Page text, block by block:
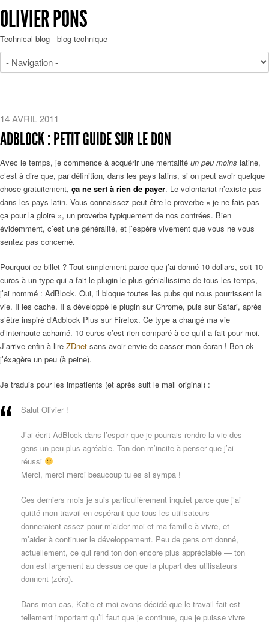
OLIVIER PONS
Technical blog - blog technique
14 AVRIL 2011
ADBLOCK : PETIT GUIDE SUR LE DON
Avec le temps, je commence à acquérir une mentalité un peu moins latine,
c’est à dire que, par définition, dans les pays latins, si on peut avoir quelque
chose gratuitement, ça ne sert à rien de payer. Le volontariat n’existe pas
dans les pays latin. Vous connaissez peut-être le proverbe « je ne fais pas
ça pour la gloire », un proverbe typiquement de nos contrées. Bien
évidemment, c’est une généralité, et j’espère vivement que vous ne vous
sentez pas concerné.
Pourquoi ce billet ? Tout simplement parce que j’ai donné 10 dollars, soit 10
euros à un type qui a fait le plugin le plus géniallissime de tous les temps,
j’ai nommé : AdBlock. Oui, il bloque toutes les pubs qui nous pourrissent la
vie. Il les cache. Il a développé le plugin sur Chrome, puis sur Safari, après
s’être inspiré d’Adblock Plus sur Firefox. Ce type a changé ma vie
d’internaute acharné. 10 euros c’est rien comparé à ce qu’il a fait pour moi.
J’arrive enfin à lire ZDnet sans avoir envie de casser mon écran ! Bon ok
j’éxagère un peu (à peine).
Je traduis pour les impatients (et après suit le mail original) :
Salut Olivier !
J’ai écrit AdBlock dans l’espoir que je pourrais rendre la vie des
gens un peu plus agréable. Ton don m’incite à penser que j’ai
réussi
Merci, merci merci beaucoup tu es si sympa !
Ces derniers mois je suis particulièrement inquiet parce que j’ai
quitté mon travail en espérant que tous les utilisateurs
donneraient assez pour m’aider moi et ma famille à vivre, et
m’aider à continuer le développement. Peu de gens ont donné,
actuellement, ce qui rend ton don encore plus appréciable — ton
don est largement au dessus ce que la plupart des utilisateurs
donnent (zéro).
Dans mon cas, Katie et moi avons décidé que le travail fait est
tellement important qu’il faut que je continue, que je puisse vivre